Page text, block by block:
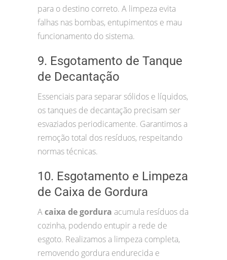
para o destino correto. A limpeza evita
falhas nas bombas, entupimentos e mau
funcionamento do sistema.
9. Esgotamento de Tanque
de Decantação
Essenciais para separar sólidos e líquidos,
os tanques de decantação precisam ser
esvaziados periodicamente. Garantimos a
remoção total dos resíduos, respeitando
normas técnicas.
10. Esgotamento e Limpeza
de Caixa de Gordura
Acaixa de gordura acumula resíduos da
cozinha, podendo entupir a rede de
esgoto. Realizamos a limpeza completa,
removendo gordura endurecida e